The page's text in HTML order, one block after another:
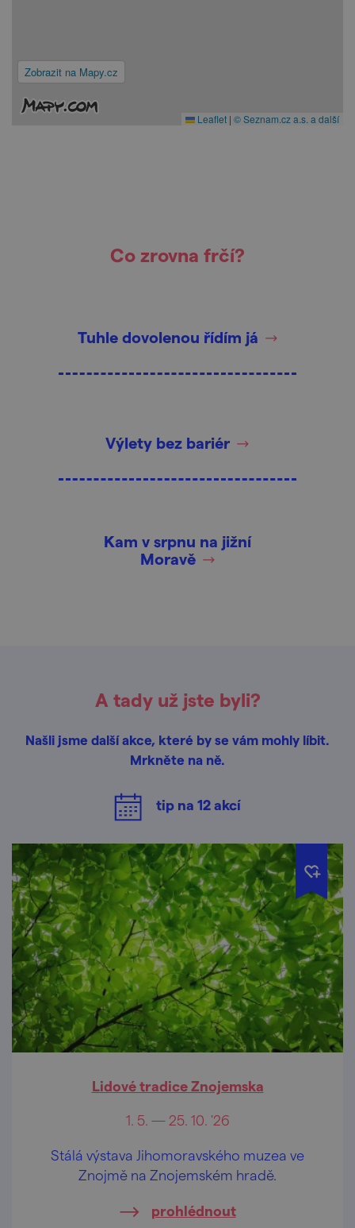
Zobrazit na Mapy.cz
Leaflet | © Seznam.cz a.s. a další
Co zrovna frčí?
Tuhle dovolenou řídím já
Výlety bez bariér
Kam v srpnu na jižní
Moravě
A tady už jste byli?
Našli jsme další akce, které by se vám mohly líbit.
Mrkněte na ně.
tip na 12akcí
Lidové tradice Znojemska
1. 5. — 25. 10. '26
Stálá výstava Jihomoravského muzea ve
Znojmě na Znojemském hradě.
prohlédnout